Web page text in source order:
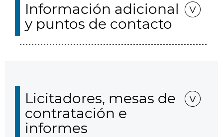
Información adicional
y puntos de contacto
Licitadores, mesas de
contratación e
informes